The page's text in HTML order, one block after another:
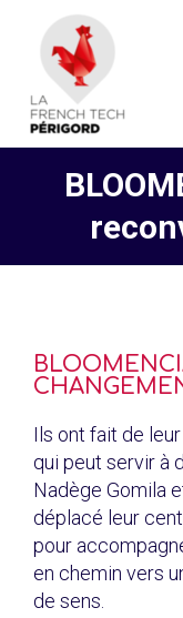
Ils ont fait de
qui peut servir à
Nadège Gomila
déplacé leur
pour
en chemin vers
de sens.